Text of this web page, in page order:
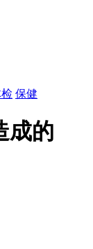
保健
成的